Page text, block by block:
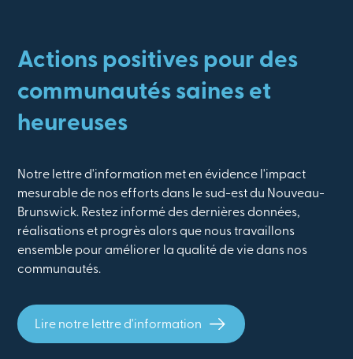
Actions positives pour des
communautés saines et
heureuses
Notre lettre d'information met en évidence l'impact
mesurable de nos efforts dans le sud-est du Nouveau-
Brunswick. Restez informé des dernières données,
réalisations et progrès alors que nous travaillons
ensemble pour améliorer la qualité de vie dans nos
communautés.
Lire notre lettre d'information